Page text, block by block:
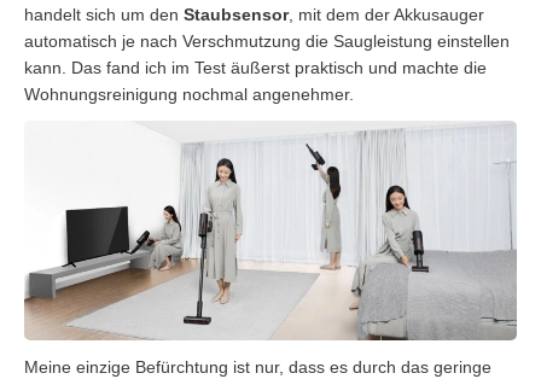
handelt sich um den Staubsensor, mit dem der Akkusauger
automatisch je nach Verschmutzung die Saugleistung einstellen
kann. Das fand ich im Test äußerst praktisch und machte die
Wohnungsreinigung nochmal angenehmer.
Meine einzige Befürchtung ist nur, dass es durch das geringe